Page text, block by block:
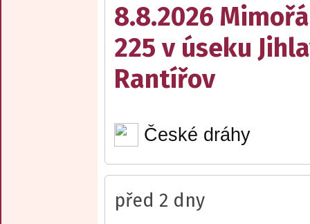
8.8.2026
225 v úseku
Rantířov
České dráhy
před 2 dny